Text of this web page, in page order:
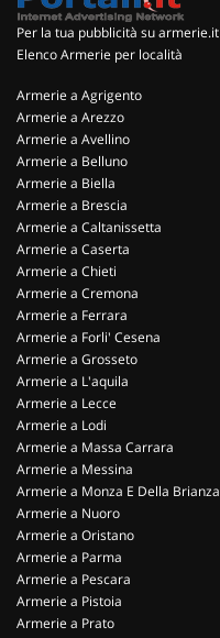
Per la tua pubblicità su armerie.it
Elenco Armerie per località
Armerie a Agrigento
Armerie a Arezzo
Armerie a Avellino
Armerie a Belluno
Armerie a Biella
Armerie a Brescia
Armerie a Caltanissetta
Armerie a Caserta
Armerie a Chieti
Armerie a Cremona
Armerie a Ferrara
Armerie a Forli' Cesena
Armerie a Grosseto
Armerie a L'aquila
Armerie a Lecce
Armerie a Lodi
Armerie a Massa Carrara
Armerie a Messina
Armerie a Monza E Della Brianza
Armerie a Nuoro
Armerie a Oristano
Armerie a Parma
Armerie a Pescara
Armerie a Pistoia
Armerie a Prato